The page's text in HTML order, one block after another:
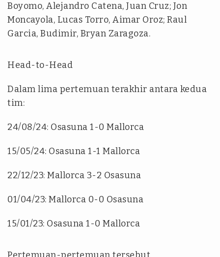
Boyomo, Alejandro Catena, Juan Cruz; Jon
Moncayola, Lucas Torro, Aimar Oroz; Raul
Garcia, Budimir, Bryan Zaragoza.
Head-to-Head
Dalam lima pertemuan terakhir antara kedua
tim:
24/08/24: Osasuna 1-0 Mallorca
15/05/24: Osasuna 1-1 Mallorca
22/12/23: Mallorca 3-2 Osasuna
01/04/23: Mallorca 0-0 Osasuna
15/01/23: Osasuna 1-0 Mallorca